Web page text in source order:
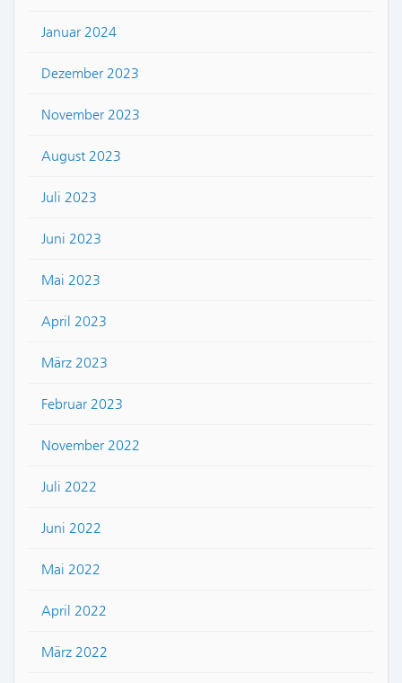
Januar 2024
Dezember 2023
November 2023
August 2023
Juli 2023
Juni 2023
Mai 2023
April 2023
März 2023
Februar 2023
November 2022
Juli 2022
Juni 2022
Mai 2022
April 2022
März 2022